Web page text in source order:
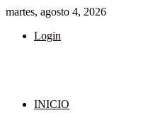
martes, agosto 4, 2026
Login
INICIO